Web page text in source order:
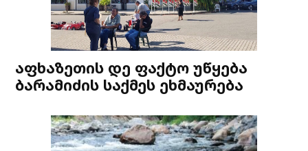
აფხაზეთის დე ფაქტო უწყება
ბარამიძის საქმეს ეხმაურება